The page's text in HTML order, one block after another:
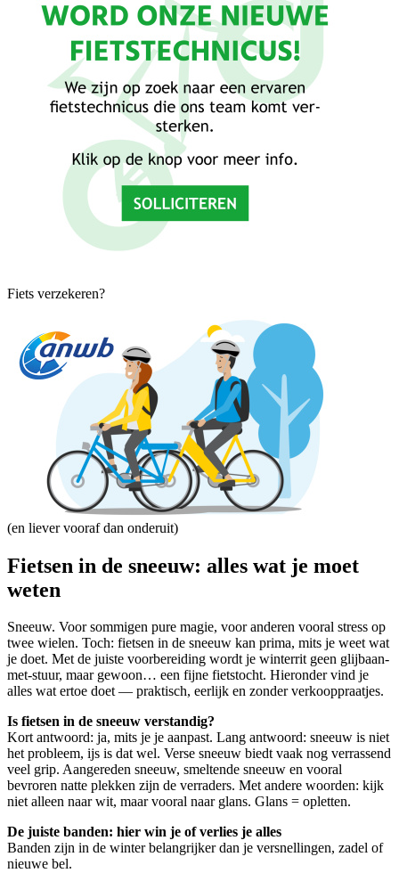
Fiets verzekeren?
(en liever vooraf dan onderuit)
Fietsen in de sneeuw: alles wat je moet
weten
Sneeuw. Voor sommigen pure magie, voor anderen vooral stress op
twee wielen. Toch: fietsen in de sneeuw kan prima, mits je weet wat
je doet. Met de juiste voorbereiding wordt je winterrit geen glijbaan-
met-stuur, maar gewoon… een fijne fietstocht. Hieronder vind je
alles wat ertoe doet — praktisch, eerlijk en zonder verkooppraatjes.
Is fietsen in de sneeuw verstandig?
Kort antwoord: ja, mits je je aanpast. Lang antwoord: sneeuw is niet
het probleem, ijs is dat wel. Verse sneeuw biedt vaak nog verrassend
veel grip. Aangereden sneeuw, smeltende sneeuw en vooral
bevroren natte plekken zijn de verraders. Met andere woorden: kijk
niet alleen naar wit, maar vooral naar glans. Glans = opletten.
De juiste banden: hier win je of verlies je alles
Banden zijn in de winter belangrijker dan je versnellingen, zadel of
nieuwe bel.